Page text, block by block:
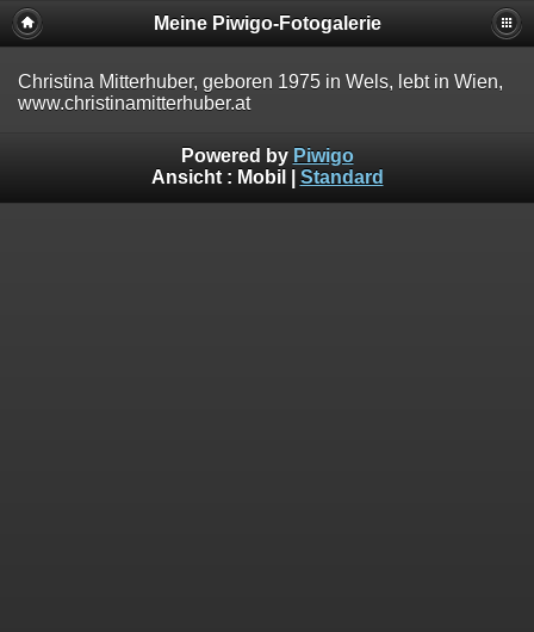
Meine Piwigo-Fotogalerie
Christina Mitterhuber, geboren 1975 in Wels, lebt in Wien,
www.christinamitterhuber.at
Powered by Piwigo
Ansicht : Mobil Standard